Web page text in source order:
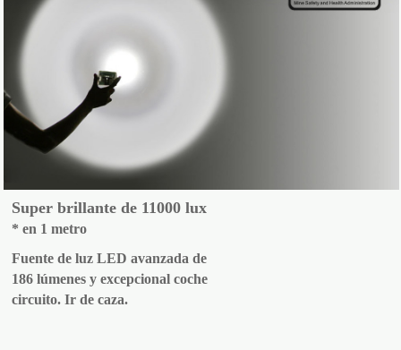
Super brillante de 11000 lux
* en 1 metro
Fuente de luz LED avanzada de
186 lúmenes y excepcional coche
circuito. Ir de caza.